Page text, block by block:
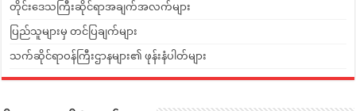
တိုင်းဒေသကြီးဆိုင်ရာအချက်အလက်များ
ပြည်သူများမှ တင်ပြချက်များ
သက်ဆိုင်ရာဝန်ကြီးဌာနများ၏ ဖုန်းနံပါတ်များ